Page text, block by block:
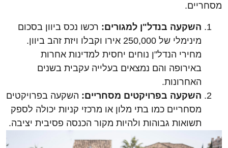
מסחריים.
השקעה בנדל"ן למגורים: רכשו נכס ביוון בסכום
מינימלי של 250,000 אירו וקבלו ויזת זהב ביוון.
מחירי הנדל"ן נוחים יחסית למדינות אחרות
באירופה והם נמצאים בעלייה עקבית בשנים
האחרונות.
השקעה בפרויקטים מסחריים: השקעה בפרויקטים
מסחריים כמו בתי מלון או מרכזי קניות יכולה לספק
תשואות גבוהות ולהיות מקור הכנסה פסיבית יציבה.